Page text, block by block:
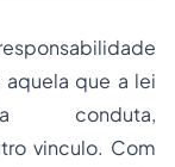
que a lei
conduta,
vinculo. Com